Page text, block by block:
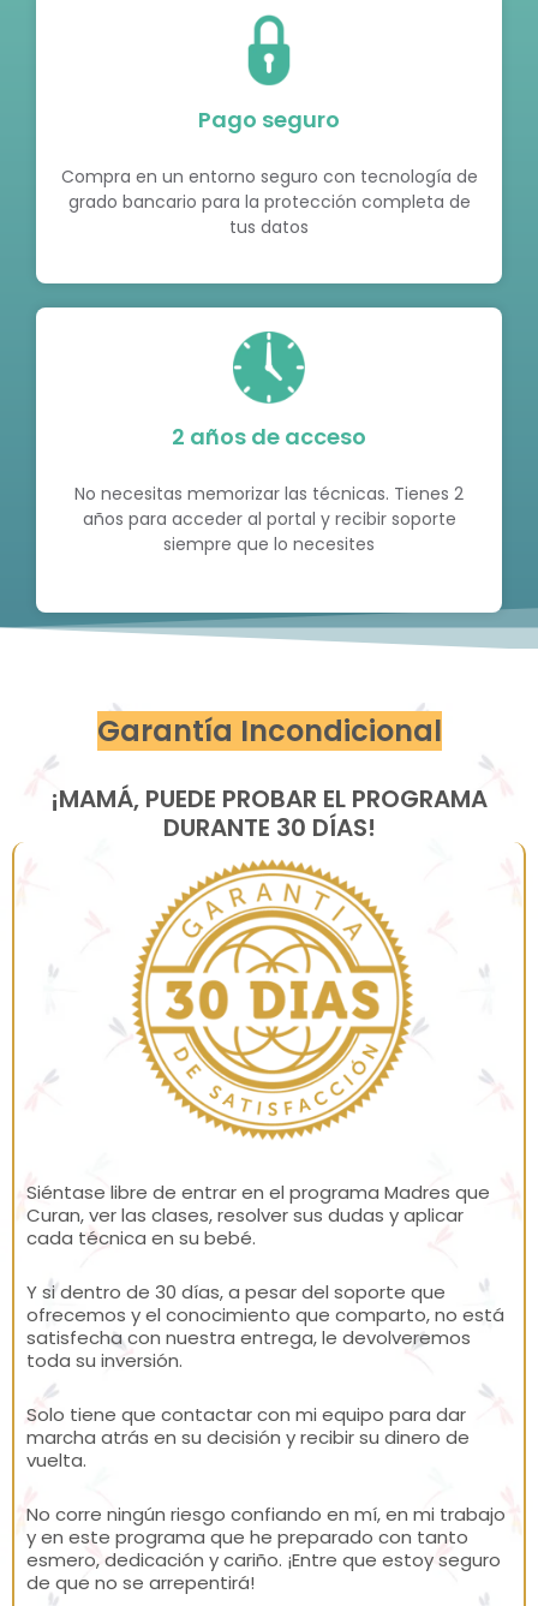
Pago seguro
Compra en un entorno seguro con tecnología de
grado bancario para la protección completa de
tus datos
2 años de acceso
No necesitas memorizar las técnicas. Tienes 2
años para acceder al portal y recibir soporte
siempre que lo necesites
Garantía Incondicional
¡MAMÁ, PUEDE PROBAR EL PROGRAMA
DURANTE 30 DÍAS!
Siéntase libre de entrar en el programa Madres que
Curan, ver las clases, resolver sus dudas y aplicar
cada técnica en su bebé.
Y si dentro de 30 días, a pesar del soporte que
ofrecemos y el conocimiento que comparto, no está
satisfecha con nuestra entrega, le devolveremos
toda su inversión.
Solo tiene que contactar con mi equipo para dar
marcha atrás en su decisión y recibir su dinero de
vuelta.
No corre ningún riesgo confiando en mí, en mi trabajo
y en este programa que he preparado con tanto
esmero, dedicación y cariño. ¡Entre que estoy seguro
de que no se arrepentirá!